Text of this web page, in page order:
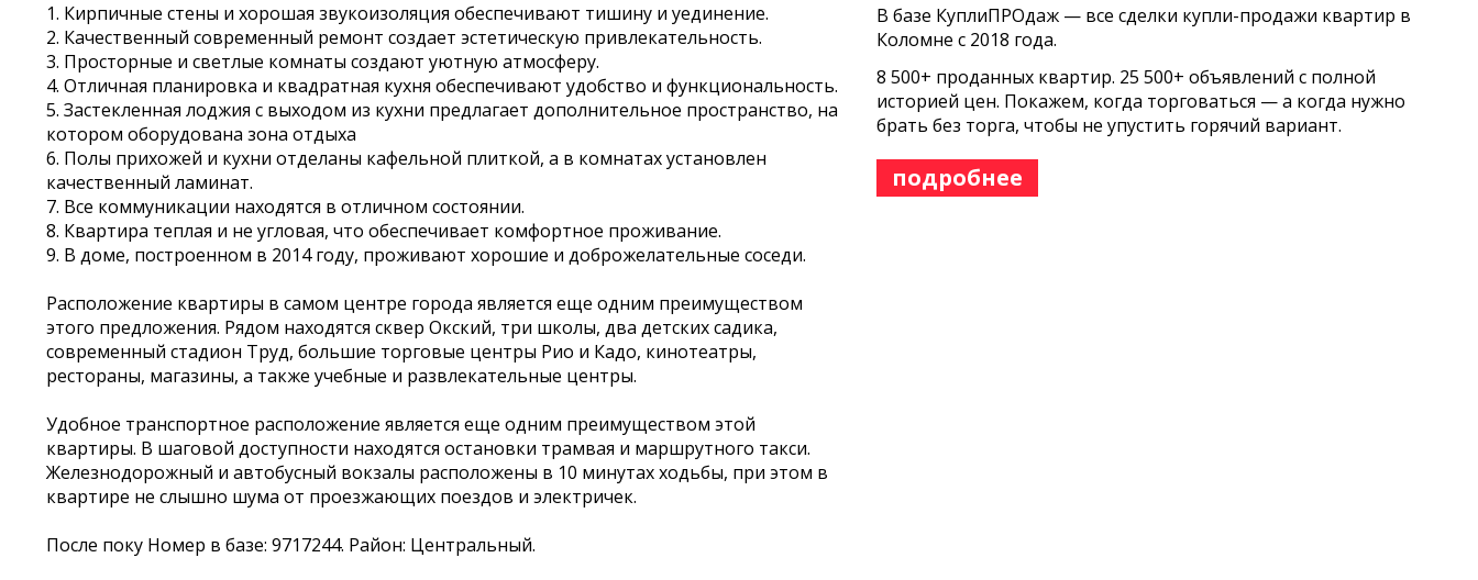
В базе КуплиПРОдаж — все сделки купли-продажи квартир в
Коломне с 2018 года.
8 500+ проданных квартир. 25 500+ объявлений с полной
историей цен. Покажем, когда торговаться — а когда нужно
брать без торга, чтобы не упустить горячий вариант.
подробнее
1. Кирпичные стены и хорошая звукоизоляция обеспечивают тишину и уединение.
2. Качественный современный ремонт создает эстетическую привлекательность.
3. Просторные и светлые комнаты создают уютную атмосферу.
4. Отличная планировка и квадратная кухня обеспечивают удобство и функциональность.
5. Застекленная лоджия с выходом из кухни предлагает дополнительное пространство, на
котором оборудована зона отдыха
6. Полы прихожей и кухни отделаны кафельной плиткой, а в комнатах установлен
качественный ламинат.
7. Все коммуникации находятся в отличном состоянии.
8. Квартира теплая и не угловая, что обеспечивает комфортное проживание.
9. В доме, построенном в 2014 году, проживают хорошие и доброжелательные соседи.
Расположение квартиры в самом центре города является еще одним преимуществом
этого предложения. Рядом находятся сквер Окский, три школы, два детских садика,
современный стадион Труд, большие торговые центры Рио и Кадо, кинотеатры,
рестораны, магазины, а также учебные и развлекательные центры.
Удобное транспортное расположение является еще одним преимуществом этой
квартиры. В шаговой доступности находятся остановки трамвая и маршрутного такси.
Железнодорожный и автобусный вокзалы расположены в 10 минутах ходьбы, при этом в
квартире не слышно шума от проезжающих поездов и электричек.
После поку Номер в базе: 9717244. Район: Центральный.